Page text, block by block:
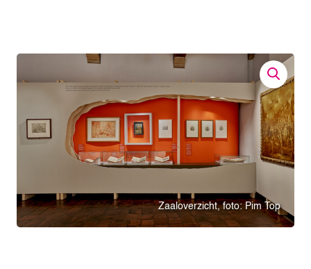
Zaaloverzicht, foto: Pim Top